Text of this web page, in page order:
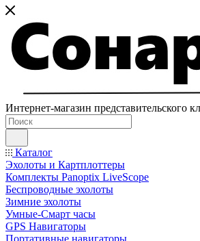
Интернет-магазин представительского
Каталог
Эхолоты и Картплоттеры
Комплекты Panoptix LiveScope
Беспроводные эхолоты
Зимние эхолоты
Умные-Смарт часы
GPS Навигаторы
Портативные навигаторы